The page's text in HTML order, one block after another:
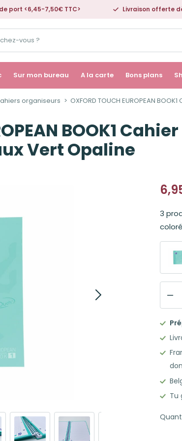
port <6,45-7,50€ TTC> Livraison offerte
Sur mon bureau A la carte Bons plans
organiseurs OXFORD TOUCH EUROPEAN
BOOK1
Vert Opaline
3
A4+Tu